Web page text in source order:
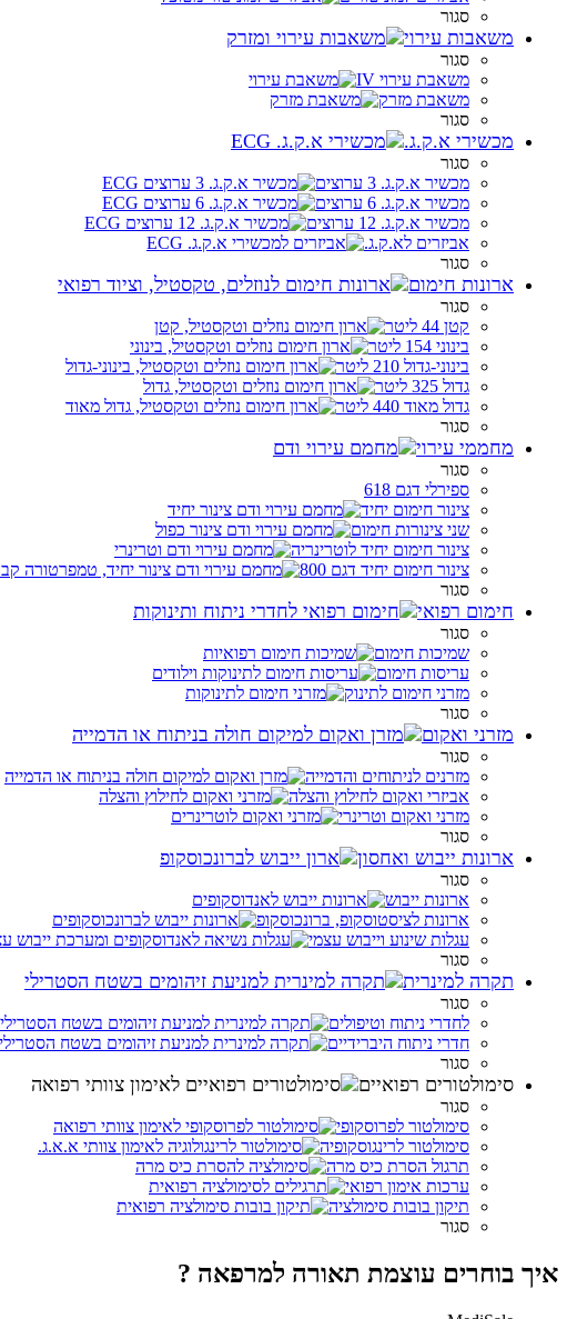
סגור
משאבות עירוי
סגור
משאבת עירוי IV
משאבת מזרק
סגור
מכשירי א.ק.ג.
סגור
מכשיר א.ק.ג. 3 ערוצים
מכשיר א.ק.ג. 6 ערוצים
מכשיר א.ק.ג. 12 ערוצים
אביזרים לא.ק.ג.
סגור
ארונות חימום
סגור
קטן 44 ליטר
בינוני 154 ליטר
בינוני-גדול 210 ליטר
גדול 325 ליטר
גדול מאוד 440 ליטר
סגור
מחממי עירוי
סגור
ספירלי דגם 618
צינור חימום יחיד
שני צינורות חימום
צינור חימום יחיד לוטרינריה
צינור חימום יחיד דגם 800
סגור
חימום רפואי
סגור
שמיכות חימום
עריסות חימום
מזרני חימום לתינוק
סגור
מזרני ואקום
סגור
מזרנים לניתוחים והדמייה
אביזרי ואקום לחילוץ והצלה
מזרני ואקום וטרינרי
סגור
ארונות ייבוש ואחסון
סגור
ארונות ייבוש
ארונות לציסטוסקופ, ברונכוסקופ
עגלות שינוע וייבוש עצמי
סגור
תקרה למינרית
סגור
לחדרי ניתוח וטיפולים
חדרי ניתוח היברידיים
סגור
סימולטורים רפואיים
סגור
סימולטור לפרוסקופי
סימולטור לרינגוסקופיה
תרגול הסרת כיס מרה
ערכות אימון רפואי
תיקון בובות סימולציה
סגור
איך בוחרים עוצמת תאורה למרפאה ?